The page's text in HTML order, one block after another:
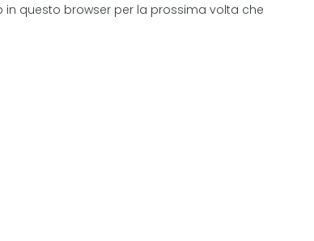
in questo browser per la prossima volta che